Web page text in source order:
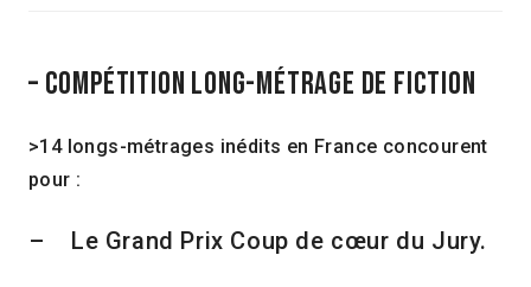
– Compétition long-métrage de fiction
>14 longs-métrages inédits en France concourent
pour :
– Le Grand Prix Coup de cœur du Jury.